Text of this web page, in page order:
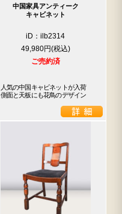
中国家具アンティーク
キャビネット
iD：ilb2314
49,980円
ご売約済
人気の中国キャビネットが入荷
側面と天板にも花鳥のデザイン